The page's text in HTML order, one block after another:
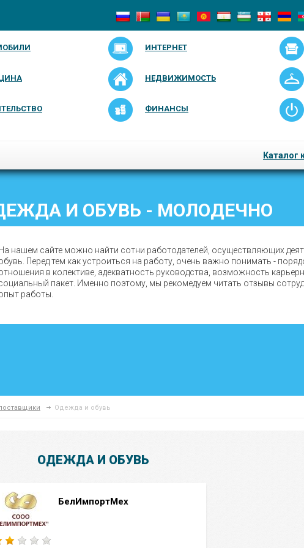
ИНТЕРНЕТ
НЕДВИЖИМОСТЬ
ФИНАНСЫ
Каталог
И ОБУВЬ - МОЛОДЕЧНО
нашем сайте можно найти сотни работодателей, осуществляющих
Перед тем как устроиться на работу, очень важно понимать -
в колективе, адекватность руководства, возможность
пакет. Именно поэтому, мы рекомедуем читать отзывы
работы.
Одежда и обувь
ОДЕЖДА И ОБУВЬ
БелИмпортМех